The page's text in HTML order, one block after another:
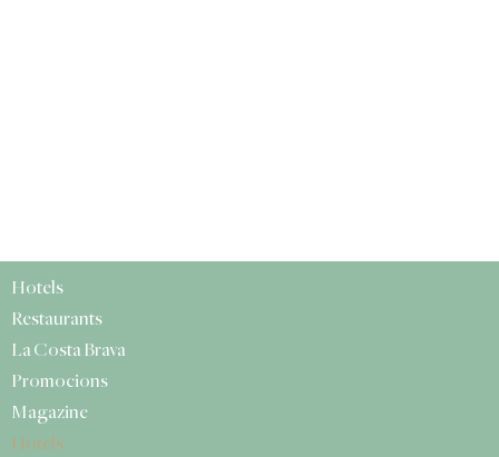
Hotels
Restaurants
La Costa Brava
Promocions
Magazine
Hotels